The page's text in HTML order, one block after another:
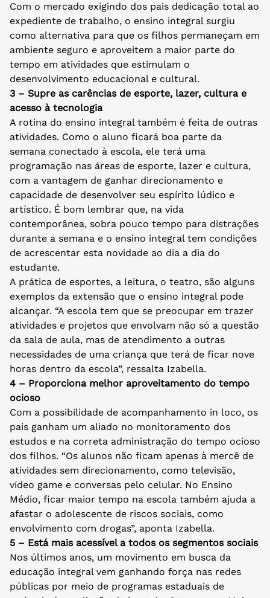
Com o mercado exigindo dos pais dedicação total ao
expediente de trabalho, o ensino integral surgiu
como alternativa para que os filhos permaneçam em
ambiente seguro e aproveitem a maior parte do
tempo em atividades que estimulam o
desenvolvimento educacional e cultural.
3 – Supre as carências de esporte, lazer, cultura e
acesso à tecnologia
A rotina do ensino integral também é feita de outras
atividades. Como o aluno ficará boa parte da
semana conectado à escola, ele terá uma
programação nas áreas de esporte, lazer e cultura,
com a vantagem de ganhar direcionamento e
capacidade de desenvolver seu espírito lúdico e
artístico. É bom lembrar que, na vida
contemporânea, sobra pouco tempo para distrações
durante a semana e o ensino integral tem condições
de acrescentar esta novidade ao dia a dia do
estudante.
A prática de esportes, a leitura, o teatro, são alguns
exemplos da extensão que o ensino integral pode
alcançar. “A escola tem que se preocupar em trazer
atividades e projetos que envolvam não só a questão
da sala de aula, mas de atendimento a outras
necessidades de uma criança que terá de ficar nove
horas dentro da escola”, ressalta Izabella.
4 – Proporciona melhor aproveitamento do tempo
ocioso
Com a possibilidade de acompanhamento in loco, os
pais ganham um aliado no monitoramento dos
estudos e na correta administração do tempo ocioso
dos filhos. “Os alunos não ficam apenas à mercê de
atividades sem direcionamento, como televisão,
vídeo game e conversas pelo celular. No Ensino
Médio, ficar maior tempo na escola também ajuda a
afastar o adolescente de riscos sociais, como
envolvimento com drogas”, aponta Izabella.
5 – Está mais acessível a todos os segmentos sociais
Nos últimos anos, um movimento em busca da
educação integral vem ganhando força nas redes
públicas por meio de programas estaduais de